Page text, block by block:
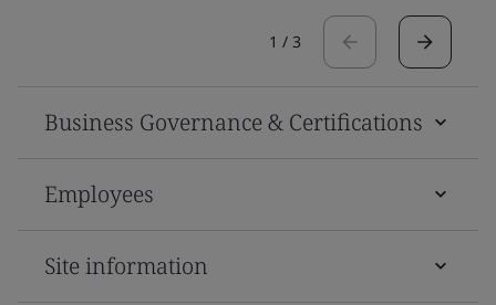
1 / 3
Business Governance & Certifications
Employees
Site information